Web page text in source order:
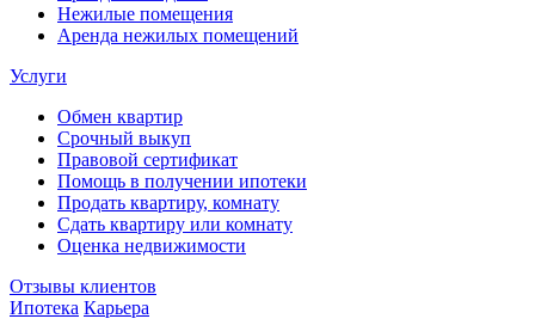
Нежилые помещения
Аренда нежилых помещений
Услуги
Обмен квартир
Срочный выкуп
Правовой сертификат
Помощь в получении ипотеки
Продать квартиру, комнату
Сдать квартиру или комнату
Оценка недвижимости
Отзывы клиентов
Ипотека Карьера